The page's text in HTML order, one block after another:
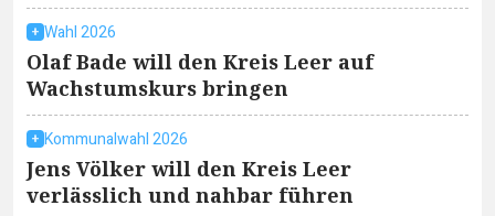
Wahl 2026
Olaf Bade will den Kreis Leer auf
Wachstumskurs bringen
Kommunalwahl 2026
Jens Völker will den Kreis Leer
verlässlich und nahbar führen